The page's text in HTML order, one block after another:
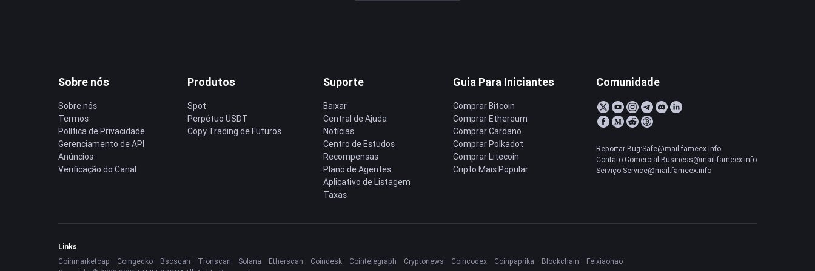
Sobre nós
Sobre nós
Termos
Política de Privacidade
Gerenciamento de API
Anúncios
Verificação do Canal
Produtos
Spot
Perpétuo USDT
Copy Trading de Futuros
Suporte
Baixar
Central de Ajuda
Notícias
Centro de Estudos
Recompensas
Plano de Agentes
Aplicativo de Listagem
Taxas
Guia Para Iniciantes
Comprar Bitcoin
Comprar Ethereum
Comprar Cardano
Comprar Polkadot
Comprar Litecoin
Cripto Mais Popular
Comunidade
Reportar Bug:Safe@mail.fameex.info
Contato Comercial:Business@mail.fameex.info
Serviço:Service@mail.fameex.info
Links
Coinmarketcap
Coingecko Bscscan Tronscan Solana Etherscan Coindesk Cointelegraph Cryptonews Coincodex Coinpaprika Blockchain
Feixiaohao